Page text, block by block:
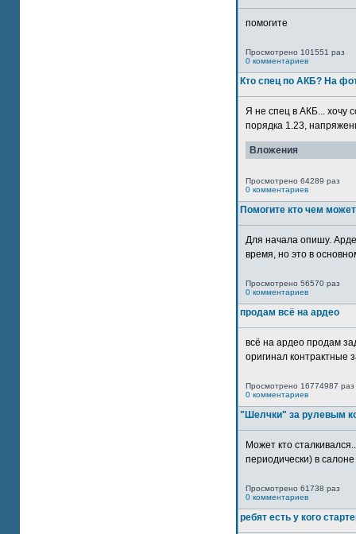
помогите
Просмотрено 101551 раз
0 комментариев
Кто спец по АКБ? На
Я не спец в АКБ... хочу
порядка 1.23,
Вложения
Просмотрено 64289 раз
0 комментариев
Помогите кто чем может
Для начала опишу.
время, но это в
Просмотрено 56570 раз
0 комментариев
продам всё на ардео
всё на ардео продам
оригинал контрактные
Просмотрено 16774987 раз
0 комментариев
"Шелчки" за рулевым
Может кто
периодически) в
Просмотрено 61738 раз
0 комментариев
ребят есть у кого